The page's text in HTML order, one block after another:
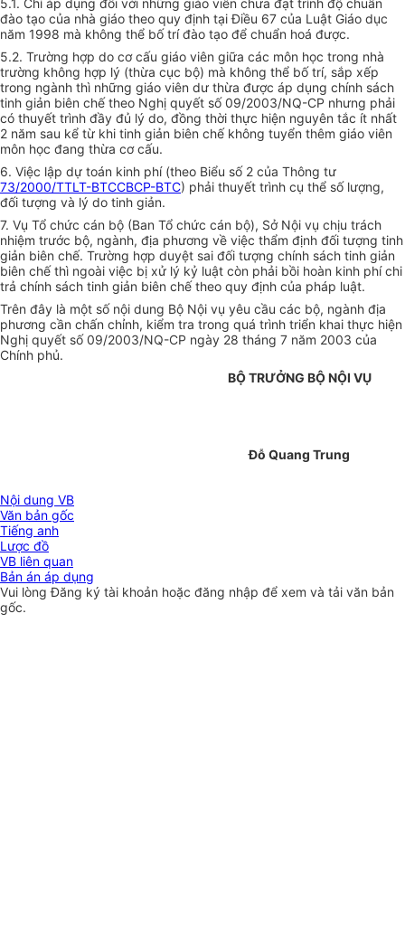
5.1. Chỉ áp dụng đối với những giáo viên chưa đạt trình độ chuẩn
đào tạo của nhà giáo theo quy định tại Điều 67 của Luật Giáo dục
năm 1998 mà không thể bố trí đào tạo để chuẩn hoá được.
5.2. Trường hợp do cơ cấu giáo viên giữa các môn học trong nhà
trường không hợp lý (thừa cục bộ) mà không thể bố trí, sắp xếp
trong ngành thì những giáo viên dư thừa được áp dụng chính sách
tinh giản biên chế theo Nghị quyết số 09/2003/NQ-CP nhưng phải
có thuyết trình đầy đủ lý do, đồng thời thực hiện nguyên tắc ít nhất
2 năm sau kể từ khi tinh giản biên chế không tuyển thêm giáo viên
môn học đang thừa cơ cấu.
6. Việc lập dự toán kinh phí (theo Biểu số 2 của Thông tư
73/2000/TTLT-BTCCBCP-BTC) phải thuyết trình cụ thể số lượng,
đối tượng và lý do tinh giản.
7. Vụ Tổ chức cán bộ (Ban Tổ chức cán bộ), Sở Nội vụ chịu trách
nhiệm trước bộ, ngành, địa phương về việc thẩm định đối tượng tinh
giản biên chế. Trường hợp duyệt sai đối tượng chính sách tinh giản
biên chế thì ngoài việc bị xử lý kỷ luật còn phải bồi hoàn kinh phí chi
trả chính sách tinh giản biên chế theo quy định của pháp luật.
Trên đây là một số nội dung Bộ Nội vụ yêu cầu các bộ, ngành địa
phương cần chấn chỉnh, kiểm tra trong quá trình triển khai thực hiện
Nghị quyết số 09/2003/NQ-CP ngày 28 tháng 7 năm 2003 của
Chính phủ.
BỘ TRƯỞNG BỘ NỘI VỤ
Đỗ Quang Trung
Nội dung VB
Văn bản gốc
Tiếng anh
Lược đồ
VB liên quan
Bản án áp dụng
Vui lòngĐăng ký tài khoản hoặc đăng nhập để xem và tải văn bản
gốc.